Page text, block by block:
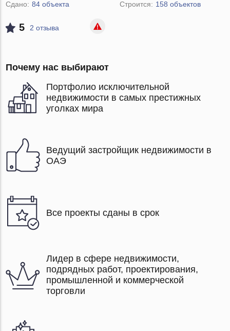
Сдано: 84 объекта Строится: 158 объектов
5 2 отзыва
Почему нас выбирают
Портфолио исключительной
недвижимости в самых престижных
уголках мира
Ведущий застройщик недвижимости в
ОАЭ
Все проекты сданы в срок
Лидер в сфере недвижимости,
подрядных работ, проектирования,
промышленной и коммерческой
торговли